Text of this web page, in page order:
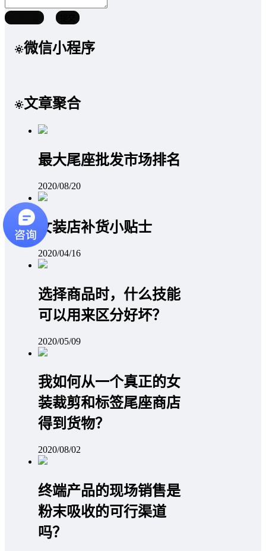
微信小程序
文章聚合
最大尾座批发市场排名
2020/08/20
女装店补货小贴士
2020/04/16
选择商品时，什么技能
可以用来区分好坏？
2020/05/09
我如何从一个真正的女
装裁剪和标签尾座商店
得到货物？
2020/08/02
终端产品的现场销售是
粉末吸收的可行渠道
吗？